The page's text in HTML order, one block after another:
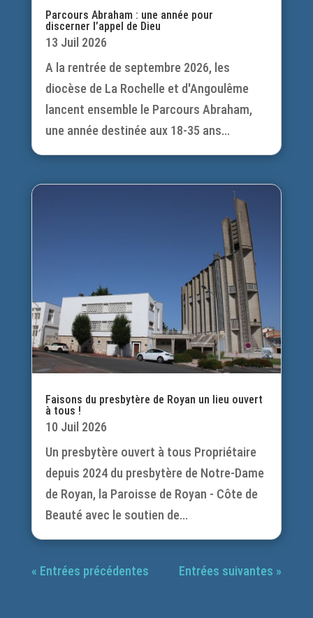
Parcours Abraham : une année pour
discerner l’appel de Dieu
13 Juil 2026
A la rentrée de septembre 2026, les
diocèse de La Rochelle et d'Angoulême
lancent ensemble le Parcours Abraham,
une année destinée aux 18-35 ans...
Faisons du presbytère de Royan un lieu ouvert
à tous !
10 Juil 2026
Un presbytère ouvert à tous Propriétaire
depuis 2024 du presbytère de Notre-Dame
de Royan, la Paroisse de Royan - Côte de
Beauté avec le soutien de...
« Entrées précédentes Entrées suivantes »